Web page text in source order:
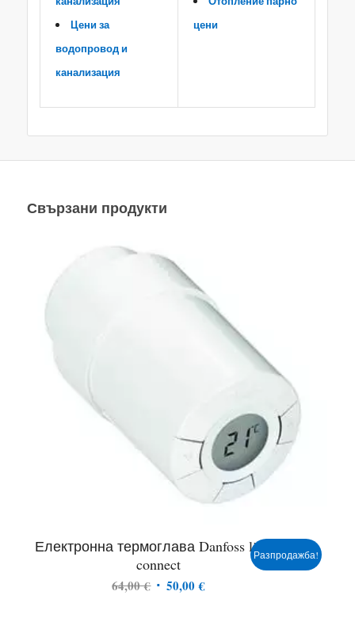
Цени за
водопровод и
канализация
цени
Свързани продукти
Електронна термоглава Danfoss living
connect
64,00€ Original
50,00€Текущата
Разпродажба!